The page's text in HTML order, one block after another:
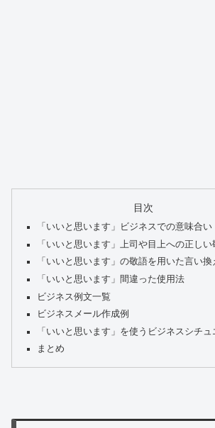
目次
「いいと思います」ビジネスでの意味合い
「いいと思います」上司や目上への正しい
「いいと思います」の敬語を用いた言い換
「いいと思います」間違った使用法
ビジネス例文一覧
ビジネスメール作成例
「いいと思います」を使うビジネスシチ
まとめ